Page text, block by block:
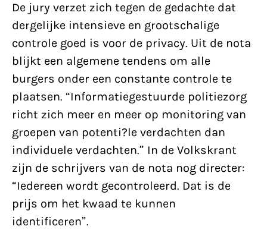
De jury verzet zich tegen de gedachte dat
dergelijke intensieve en grootschalige
controle goed is voor de privacy. Uit de nota
blijkt een algemene tendens om alle
burgers onder een constante controle te
plaatsen. “Informatiegestuurde politiezorg
richt zich meer en meer op monitoring van
groepen van potenti?le verdachten dan
individuele verdachten.” In de Volkskrant
zijn de schrijvers van de nota nog directer:
“Iedereen wordt gecontroleerd. Dat is de
prijs om het kwaad te kunnen
identificeren”.